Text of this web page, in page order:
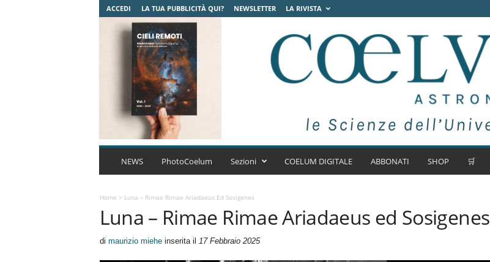
ACCEDI LA TUA PUBBLICITÀ QUI? NEWSLETTER LA RIVISTA
C
u
m
A
NEWS PhotoCoelum Sezioni COELUM DIGITALE ABBONATI SHOP 🛒
Home > Luna – Rimae Rimae Ariadaeus Ed Sosigenes
Luna – Rimae Rimae Ariadaeus ed Sosigenes
di maurizio mieheinserita il 17 Febbraio 2025